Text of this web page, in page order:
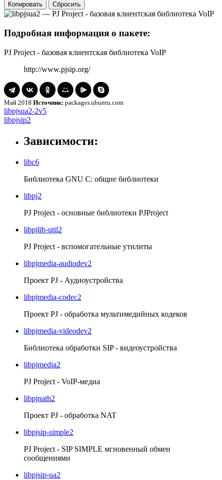
Копировать
Сбросить
Подробная информация о пакете:
PJ Project - базовая клиентская библиотека VoIP
http://www.pjsip.org/
Май 2018 Источник: packages.ubuntu.com
Навигация
по
записям
libpjsua2-
2v5
libpjsua2-2v5
libpjsip2
libpjsip2
Зависимости:
libc6
Библиотека GNU C: общие библиотеки
libpj2
PJ Project - основные библиотеки PJProject
libpjlib-util2
PJ Project - вспомогательные утилиты
libpjmedia-audiodev2
Проект PJ - Аудиоустройства
libpjmedia-codec2
Проект PJ - обработка мультимедийных кодеков
libpjmedia-videodev2
Библиотека обработки SIP - видеоустройства
libpjmedia2
PJ Project - VoIP-медиа
libpjnath2
Проект PJ - обработка NAT
libpjsip-simple2
PJ Project - SIP SIMPLE мгновенный обмен
сообщениями
libpjsip-ua2